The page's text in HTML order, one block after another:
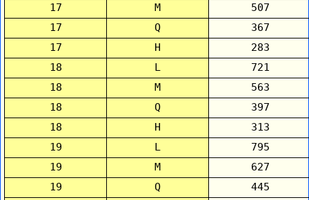
17
M
507
17
Q
367
17
H
283
18
L
721
18
M
563
18
Q
397
18
H
313
19
L
795
19
M
627
19
Q
445